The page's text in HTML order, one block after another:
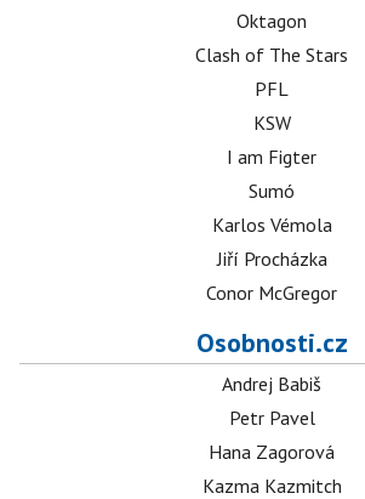
Oktagon
Clash of The Stars
PFL
KSW
I am Figter
Sumó
Karlos Vémola
Jiří Procházka
Conor McGregor
Osobnosti.cz
Andrej Babiš
Petr Pavel
Hana Zagorová
Kazma Kazmitch